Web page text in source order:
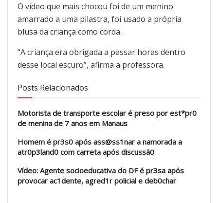
O vídeo que mais chocou foi de um menino
amarrado a uma pilastra, foi usado a própria
blusa da criança como corda.
“A criança era obrigada a passar horas dentro
desse local escuro”, afirma a professora.
Posts Relacionados
Motorista de transporte escolar é preso por est*pr0
de menina de 7 anos em Manaus
Homem é pr3s0 após ass@ss1nar a namorada a
atr0p3land0 com carreta após discussã0
Vídeo: Agente socioeducativa do DF é pr3sa após
provocar ac1dente, agred1r policial e deb0char